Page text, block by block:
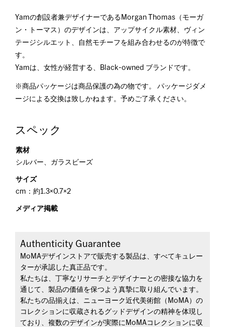
Yamの創設者兼デザイナーであるMorgan Thomas（モーガ
ン・トーマス）のデザインは、アップサイクル素材、ヴィン
テージシルエット、自然モチーフを組み合わせるのが特徴で
す。
Yamは、女性が経営する、Black-owned ブランドです。
※商品パッケージは商品保護の為の物です。 パッケージダメ
ージによる交換は致しかねます。予めご了承ください。
スペック
素材
シルバー、ガラスビーズ
サイズ
cm：約1.3×0.7×2
メディア掲載
Authenticity Guarantee
MoMAデザインストアで販売する製品は、すべてキュレー
ターが承認した真正品です。
私たちは、丁寧なリサーチとデザイナーとの密接な協力を
通じて、製品の価値を保つよう真摯に取り組んでいます。
私たちの品揃えは、ニューヨーク近代美術館（MoMA）の
コレクションに収蔵されるグッドデザインの精神を体現し
ており、複数のデザインが実際にMoMAコレクションに収